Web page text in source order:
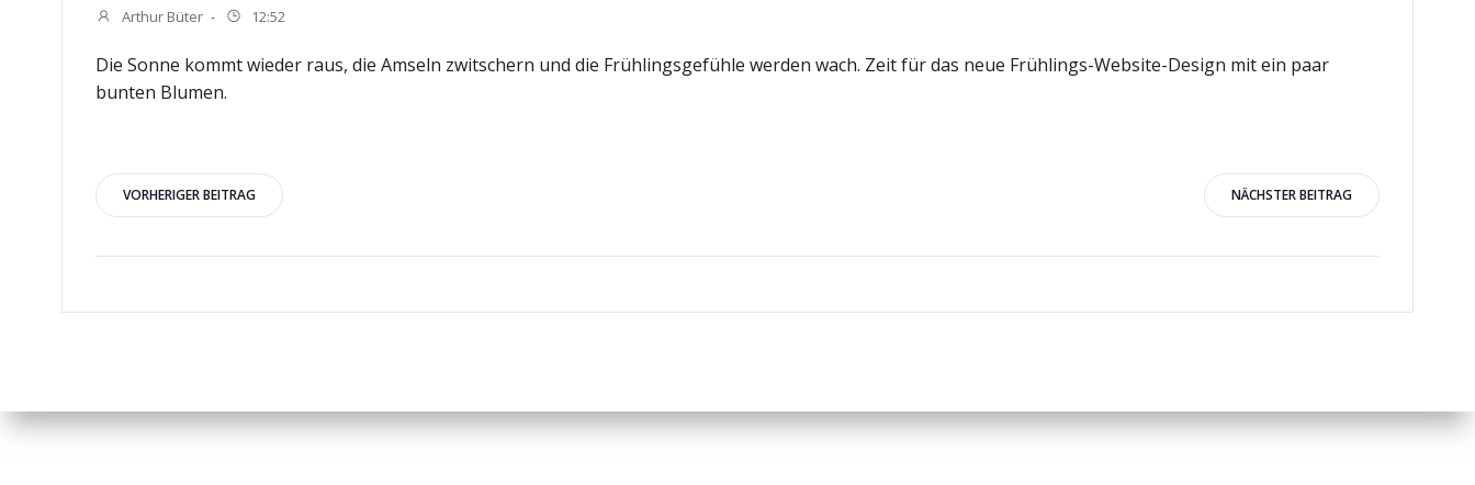
Arthur Büter - 12:52
Die Sonne kommt wieder raus, die Amseln zwitschern und die Frühlingsgefühle werden wach. Zeit für das neue Frühlings-Website-Design mit ein paar
bunten Blumen.
Beitragsnavigation
VORHERIGER BEITRAG NÄCHSTER BEITRAG